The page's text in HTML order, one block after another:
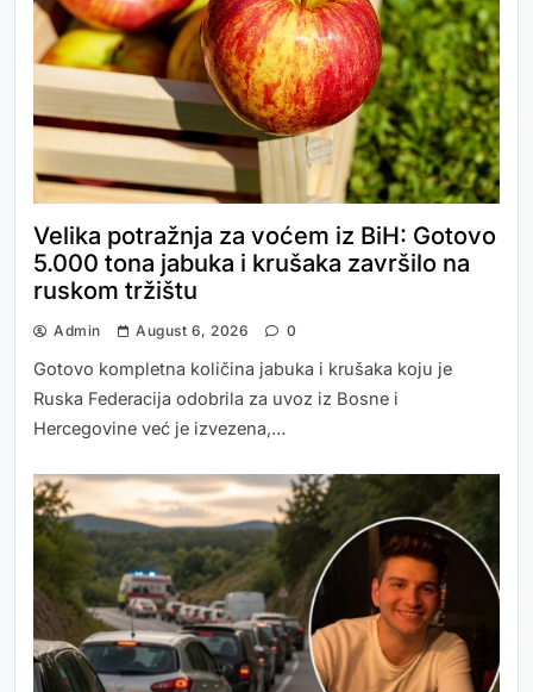
Velika potražnja za voćem iz BiH: Gotovo
5.000 tona jabuka i krušaka završilo na
ruskom tržištu
Admin August 6, 2026 0
Gotovo kompletna količina jabuka i krušaka koju je
Ruska Federacija odobrila za uvoz iz Bosne i
Hercegovine već je izvezena,…